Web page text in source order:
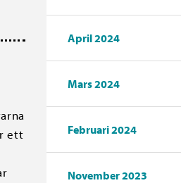
ett
April 2024
Mars 2024
Februari 2024
November 2023